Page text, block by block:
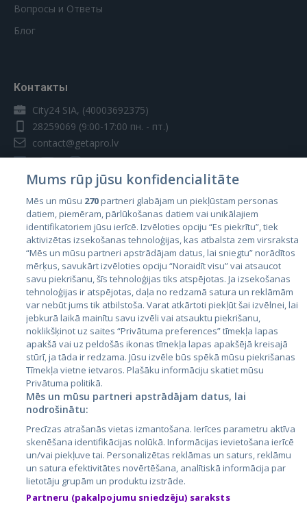
Вопросы и Ответы
Блог
Контакты
City24 SIA, (40003692375)
28259069 (9:00-17:00 пн. - пт.)
contact@getapro.lv
Страны
Эстония
Латвия
Литва
City24.lv
City24.ee
GetaPro.lv
GetaPro.ee
Skelbiu.lt
Autoplius.lt
Kainos.lt
Paslaugos.lt
auto24.ee
KV.ee
Osta.ee
Mums rūp jūsu konfidencialitāte
Mēs un mūsu 270partneri glabājam un piekļūstam personas
datiem, piemēram, pārlūkošanas datiem vai unikālajiem
identifikatoriem jūsu ierīcē. Izvēloties opciju “Es piekrītu”, tiek
aktivizētas izsekošanas tehnoloģijas, kas atbalsta zem virsraksta
“Mēs un mūsu partneri apstrādājam datus, lai sniegtu” norādītos
mērķus, savukārt izvēloties opciju “Noraidīt visu” vai atsaucot
savu piekrišanu, šīs tehnoloģijas tiks atspējotas. Ja izsekošanas
tehnoloģijas ir atspējotas, daļa no redzamā satura un reklāmām
var nebūt jums tik atbilstoša. Varat atkārtoti piekļūt šai izvēlnei, lai
jebkurā laikā mainītu savu izvēli vai atsauktu piekrišanu,
noklikšķinot uz saites “Privātuma preferences” tīmekļa lapas
apakšā vai uz peldošās ikonas tīmekļa lapas apakšējā kreisajā
stūrī, ja tāda ir redzama. Jūsu izvēle būs spēkā mūsu piekrišanas
Tīmekļa vietne ietvaros. Plašāku informāciju skatiet mūsu
Privātuma politikā.
Mēs un mūsu partneri apstrādājam datus, lai
nodrošinātu:
Precīzas atrašanās vietas izmantošana. Ierīces parametru aktīva
skenēšana identifikācijas nolūkā. Informācijas ievietošana ierīcē
un/vai piekļuve tai. Personalizētas reklāmas un saturs, reklāmu
un satura efektivitātes novērtēšana, analītiskā informācija par
lietotāju grupām un produktu izstrāde.
Partneru (pakalpojumu sniedzēju) saraksts